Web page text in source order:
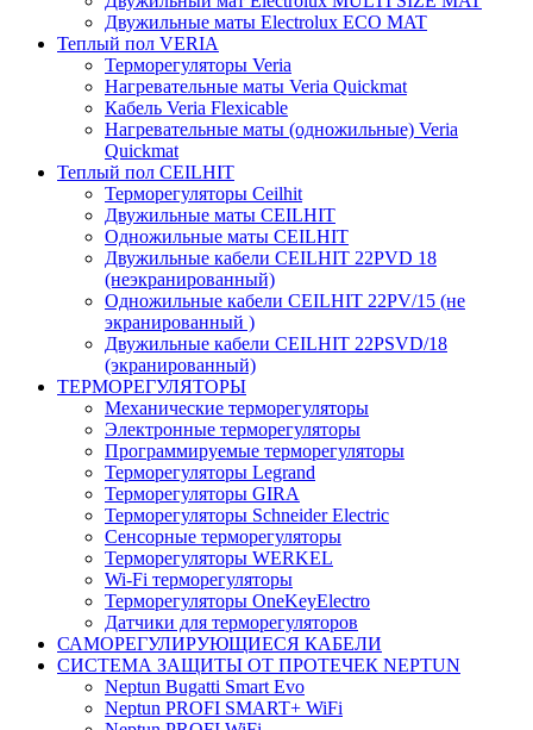
Двужильные маты Electrolux ECO MAT
Теплый пол VERIA
Терморегуляторы Veria
Нагревательные маты Veria Quickmat
Кабель Veria Flexicable
Нагревательные маты (одножильные) Veria
Quickmat
Теплый пол CEILHIT
Терморегуляторы Ceilhit
Двужильные маты CEILHIT
Одножильные маты CEILHIT
Двужильные кабели CEILHIT 22PVD 18
(неэкранированный)
Одножильные кабели CEILHIT 22PV/15 (не
экранированный )
Двужильные кабели CEILHIT 22PSVD/18
(экранированный)
ТЕРМОРЕГУЛЯТОРЫ
Механические терморегуляторы
Электронные терморегуляторы
Программируемые терморегуляторы
Терморегуляторы Legrand
Терморегуляторы GIRA
Терморегуляторы Schneider Electric
Сенсорные терморегуляторы
Терморегуляторы WERKEL
Wi-Fi терморегуляторы
Терморегуляторы OneKeyElectro
Датчики для терморегуляторов
САМОРЕГУЛИРУЮЩИЕСЯ КАБЕЛИ
СИСТЕМА ЗАЩИТЫ ОТ ПРОТЕЧЕК NEPTUN
Neptun Bugatti Smart Evo
Neptun PROFI SMART+ WiFi